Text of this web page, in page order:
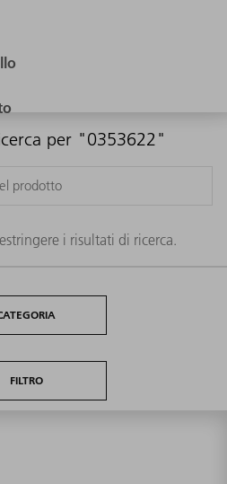
per "0353622"
i risultati di ricerca.
FILTRO